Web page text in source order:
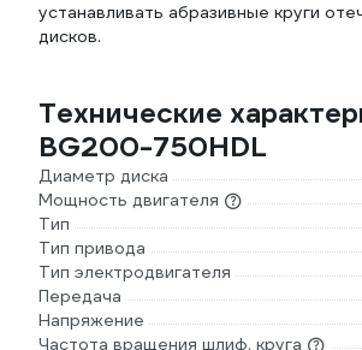
устанавливать абразивные круги
дисков.
Технические
BG200-750HDL
Диаметр диска
Мощность двигателя
Тип
Тип привода
Тип электродвигателя
Передача
Напряжение
Частота вращения шлиф. круга